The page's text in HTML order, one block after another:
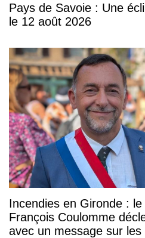
Pays de Savoie : Une
le 12 août 2026
Incendies en Gironde :
François Coulomme
avec un message sur